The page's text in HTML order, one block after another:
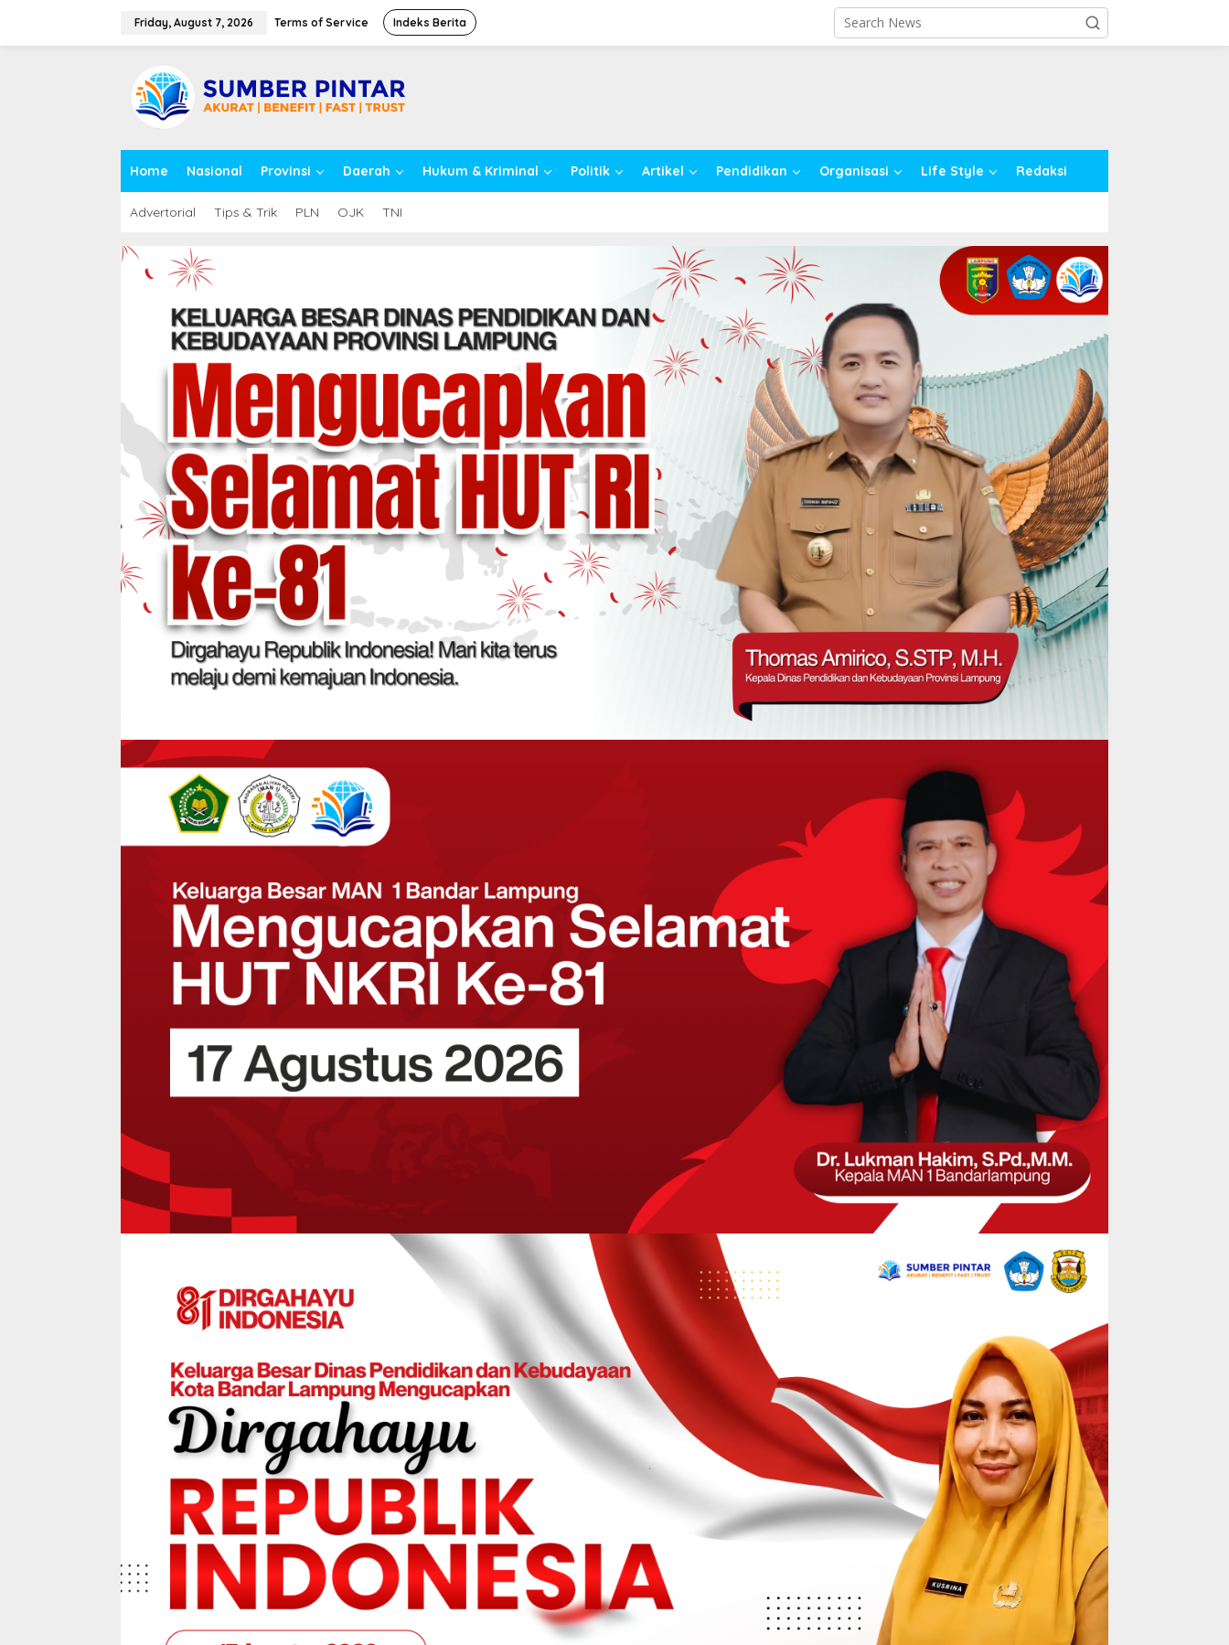
Friday, August 7, 2026 Terms of Service Indeks Berita
Home Nasional Provinsi Daerah Hukum & Kriminal Politik Artikel Pendidikan Organisasi Life Style Redaksi
Advertorial Tips & Trik PLN OJK TNI